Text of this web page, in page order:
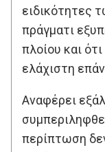
ειδικότητες
πράγματι
πλοίου και
ελάχιστη
Αναφέρει
περίπτωση